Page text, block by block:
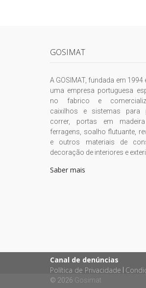
GOSIMAT
A GOSIMAT, fundada em 1994
uma empresa portuguesa
no fabrico e
caixilhos e sistemas para
correr, portas em
ferragens, soalho flutuante,
e outros materiais de
decoração de interiores e
Saber mais
Canal de denúncias
Política de Privacidade
© 2026 Gosimat